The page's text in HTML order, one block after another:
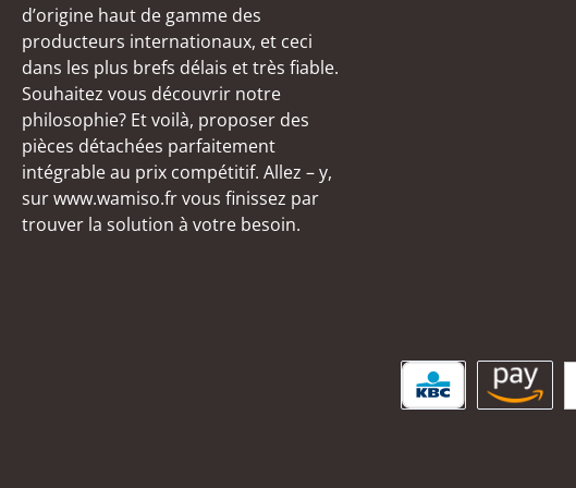
d’origine haut de gamme des
producteurs internationaux, et ceci
dans les plus brefs délais et très fiable.
Souhaitez vous découvrir notre
philosophie? Et voilà, proposer des
pièces détachées parfaitement
intégrable au prix compétitif. Allez – y,
sur www.wamiso.fr vous finissez par
trouver la solution à votre besoin.